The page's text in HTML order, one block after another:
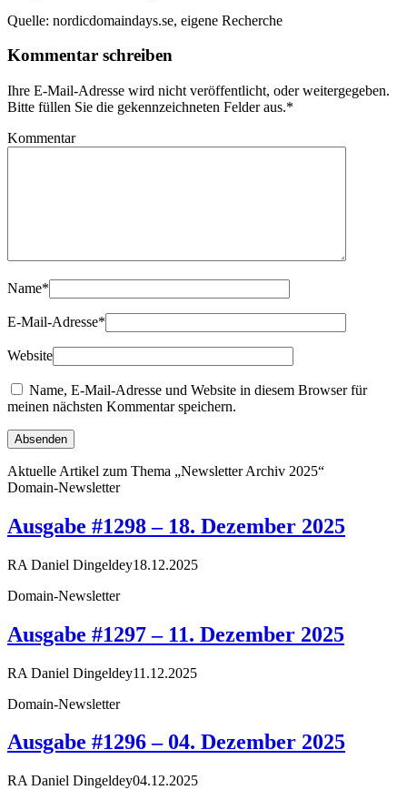
Quelle: nordicdomaindays.se, eigene Recherche
Kommentar schreiben
Ihre E-Mail-Adresse wird nicht veröffentlicht, oder weitergegeben.
Bitte füllen Sie die gekennzeichneten Felder aus.*
Kommentar
Name*
E-Mail-Adresse*
Website
Name, E-Mail-Adresse und Website in diesem Browser für
meinen nächsten Kommentar speichern.
Aktuelle Artikel zum Thema „Newsletter Archiv 2025“
Domain-Newsletter
Ausgabe #1298 – 18. Dezember 2025
RA Daniel Dingeldey18.12.2025
Domain-Newsletter
Ausgabe #1297 – 11. Dezember 2025
RA Daniel Dingeldey11.12.2025
Domain-Newsletter
Ausgabe #1296 – 04. Dezember 2025
RA Daniel Dingeldey04.12.2025